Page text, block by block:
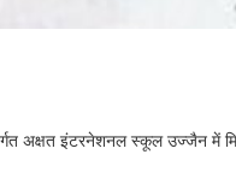
अक्षत इंटरनेशनल स्कूल उज्जैन में